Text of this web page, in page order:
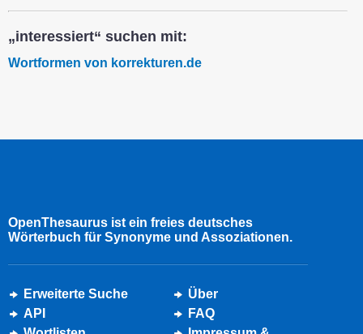
„interessiert“ suchen mit:
Wortformen von korrekturen.de
OpenThesaurus ist ein freies deutsches
Wörterbuch für Synonyme und Assoziationen.
Erweiterte Suche
API
Über
FAQ